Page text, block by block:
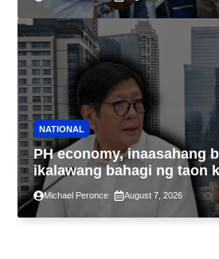
NATIONAL
PH economy, inaasahang
ikalawang bahagi ng taon
2.3% GDP dulot ng Middle
pagkaantala ng public
Michael Peronce August 7, 2026